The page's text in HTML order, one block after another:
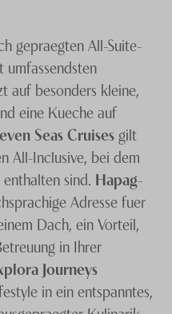
gepraegten All-Suite-
umfassendsten
auf besonders kleine,
eine Kueche auf
Seas Cruises gilt
All-Inclusive, bei dem
sind. Hapag-
Adresse fuer
Dach, ein Vorteil,
in Ihrer
Journeys
in ein entspanntes,